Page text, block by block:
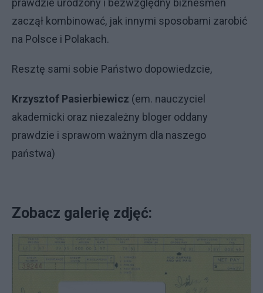
prawdzie urodzony i bezwzględny biznesmen
zaczął kombinować, jak innymi sposobami zarobić
na Polsce i Polakach.
Resztę sami sobie Państwo dopowiedzcie,
Krzysztof Pasierbiewicz (em. nauczyciel
akademicki oraz niezależny bloger oddany
prawdzie i sprawom ważnym dla naszego
państwa)
Zobacz galerię zdjęć: